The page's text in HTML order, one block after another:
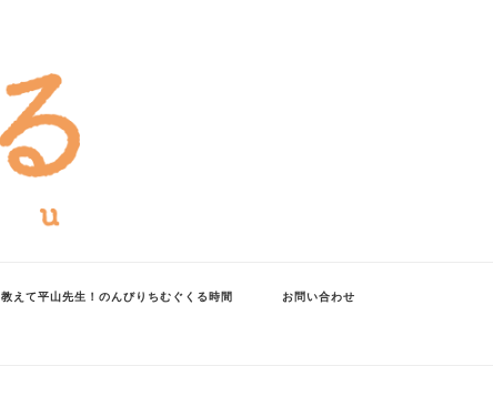
教えて平山先生！のんびりちむぐくる時間 お問い合わせ